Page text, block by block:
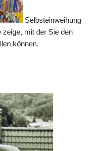
Selbsteinweihung
zeige, mit der Sie den
können.